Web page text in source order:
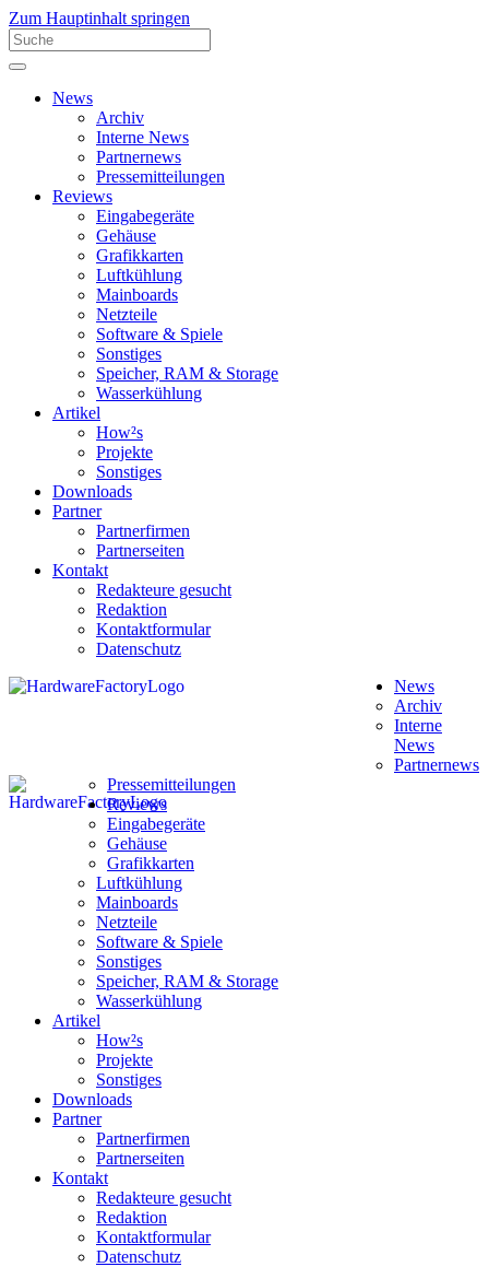
Zum Hauptinhalt springen
News
Archiv
Interne News
Partnernews
Pressemitteilungen
Reviews
Eingabegeräte
Gehäuse
Grafikkarten
Luftkühlung
Mainboards
Netzteile
Software & Spiele
Sonstiges
Speicher, RAM & Storage
Wasserkühlung
Artikel
How²s
Projekte
Sonstiges
Downloads
Partner
Partnerfirmen
Partnerseiten
Kontakt
Redakteure gesucht
Redaktion
Kontaktformular
Datenschutz
News
Archiv
Interne
News
Partnernews
Pressemitteilungen
Reviews
Eingabegeräte
Gehäuse
Grafikkarten
Luftkühlung
Mainboards
Netzteile
Software & Spiele
Sonstiges
Speicher, RAM & Storage
Wasserkühlung
Artikel
How²s
Projekte
Sonstiges
Downloads
Partner
Partnerfirmen
Partnerseiten
Kontakt
Redakteure gesucht
Redaktion
Kontaktformular
Datenschutz